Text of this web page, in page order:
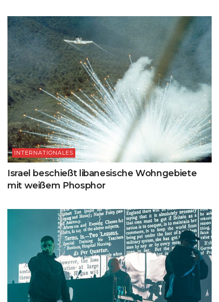
INTERNATIONALES
Israel beschießt libanesische Wohngebiete
mit weißem Phosphor